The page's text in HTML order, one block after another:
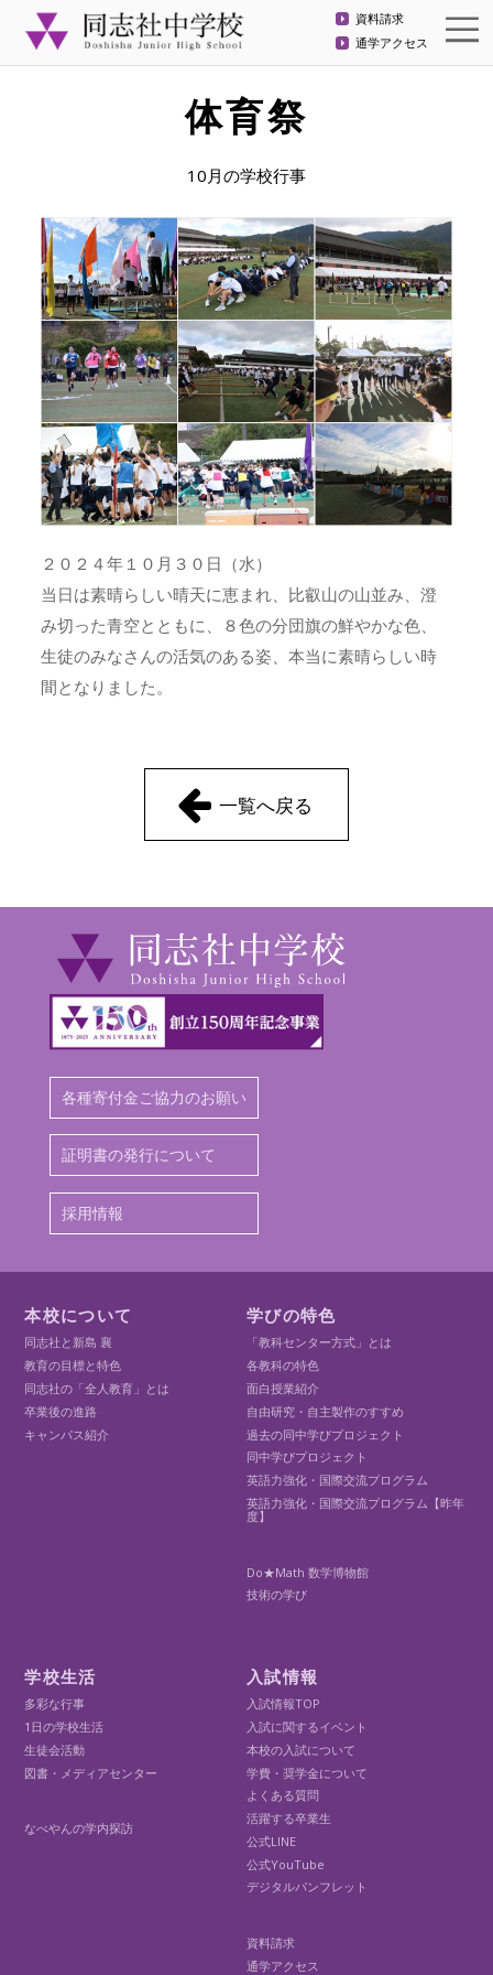
資料請求
通学アクセス
体育祭
10月の学校行事
２０２４年１０月３０日（水）
当日は素晴らしい晴天に恵まれ、比叡山の山並み、澄
み切った青空とともに、８色の分団旗の鮮やかな色、
生徒のみなさんの活気のある姿、本当に素晴らしい時
間となりました。
一覧へ戻る
各種寄付金ご協力のお願い
証明書の発行について
採用情報
本校について
同志社と新島 襄
教育の目標と特色
同志社の「全人教育」とは
卒業後の進路
キャンパス紹介
学びの特色
「教科センター方式」とは
各教科の特色
面白授業紹介
自由研究・自主製作のすすめ
過去の同中学びプロジェクト
同中学びプロジェクト
英語力強化・国際交流プログラム
英語力強化・国際交流プログラム【昨年
度】
Do★Math 数学博物館
技術の学び
学校生活
多彩な行事
1日の学校生活
生徒会活動
図書・メディアセンター
なべやんの学内探訪
入試情報
入試情報TOP
入試に関するイベント
本校の入試について
学費・奨学金について
よくある質問
活躍する卒業生
公式LINE
公式YouTube
デジタルパンフレット
資料請求
通学アクセス